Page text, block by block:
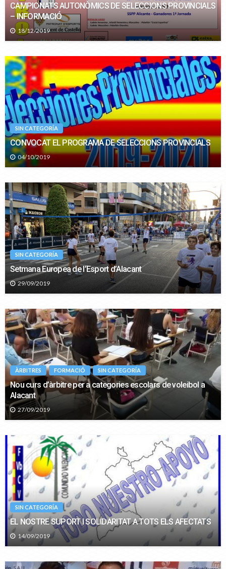
CAMPIONATS AUTONÒMICS DE SELECCIONS PROVINCIALS
– INFORMACIÓ
18/12/2019
SIN CATEGORÍA
CONVOCAT EL PROGRAMA DE SELECCIONS PROVINCIALS
04/10/2019
SIN CATEGORÍA
Setmana Europea de l’Esport d’Alacant
29/09/2019
ÀRBITRES FORMACIÓ SIN CATEGORÍA
Nou curs d’àrbitre per a categories escolars de voleibol a
Alacant
27/09/2019
SIN CATEGORÍA
EL NOSTRE SUPORT I SOLIDARITAT A TOTS ELS AFECTATS
14/09/2019